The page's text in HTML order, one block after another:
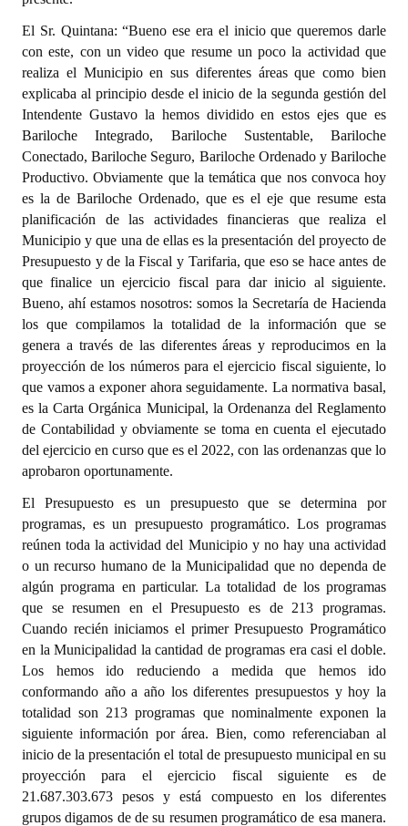
El Sr. Quintana: “Bueno ese era el inicio que queremos darle
con este, con un video que resume un poco la actividad que
realiza el Municipio en sus diferentes áreas que como bien
explicaba al principio desde el inicio de la segunda gestión del
Intendente Gustavo la hemos dividido en estos ejes que es
Bariloche Integrado, Bariloche Sustentable, Bariloche
Conectado, Bariloche Seguro, Bariloche Ordenado y Bariloche
Productivo. Obviamente que la temática que nos convoca hoy
es la de Bariloche Ordenado, que es el eje que resume esta
planificación de las actividades financieras que realiza el
Municipio y que una de ellas es la presentación del proyecto de
Presupuesto y de la Fiscal y Tarifaria, que eso se hace antes de
que finalice un ejercicio fiscal para dar inicio al siguiente.
Bueno, ahí estamos nosotros: somos la Secretaría de Hacienda
los que compilamos la totalidad de la información que se
genera a través de las diferentes áreas y reproducimos en la
proyección de los números para el ejercicio fiscal siguiente, lo
que vamos a exponer ahora seguidamente. La normativa basal,
es la Carta Orgánica Municipal, la Ordenanza del Reglamento
de Contabilidad y obviamente se toma en cuenta el ejecutado
del ejercicio en curso que es el 2022, con las ordenanzas que lo
aprobaron oportunamente.
El Presupuesto es un presupuesto que se determina por
programas, es un presupuesto programático. Los programas
reúnen toda la actividad del Municipio y no hay una actividad
o un recurso humano de la Municipalidad que no dependa de
algún programa en particular. La totalidad de los programas
que se resumen en el Presupuesto es de 213 programas.
Cuando recién iniciamos el primer Presupuesto Programático
en la Municipalidad la cantidad de programas era casi el doble.
Los hemos ido reduciendo a medida que hemos ido
conformando año a año los diferentes presupuestos y hoy la
totalidad son 213 programas que nominalmente exponen la
siguiente información por área. Bien, como referenciaban al
inicio de la presentación el total de presupuesto municipal en su
proyección para el ejercicio fiscal siguiente es de
21.687.303.673 pesos y está compuesto en los diferentes
grupos digamos de de su resumen programático de esa manera.